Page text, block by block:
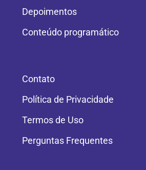
Depoimentos
Conteúdo programático
Contato
Política de Privacidade
Termos de Uso
Perguntas Frequentes